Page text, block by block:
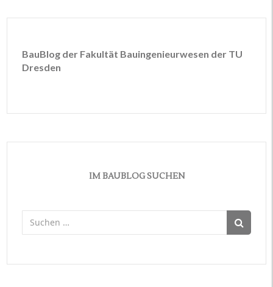
BauBlog der Fakultät Bauingenieurwesen der TU
Dresden
IM BAUBLOG SUCHEN
Suchen
nach: